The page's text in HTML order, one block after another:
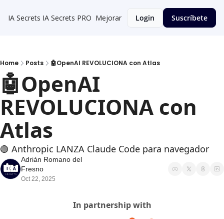
IA Secrets IA Secrets PRO Mejorar Login Suscríbete
Home Posts 🤖OpenAI REVOLUCIONA con Atlas
🤖OpenAI
REVOLUCIONA con
Atlas
🟢 Anthropic LANZA Claude Code para navegador
Adrián Romano del
Fresno
Oct 22, 2025
In partnership with